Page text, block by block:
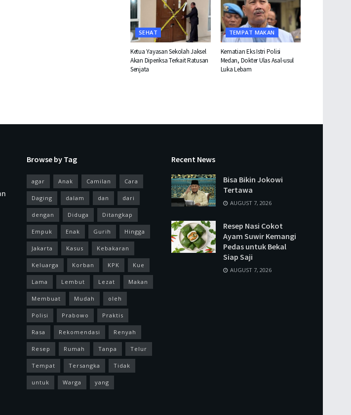
SEHAT
Ketua Yayasan Sekolah Jaksel
Akan Diperiksa Terkait Ratusan
Senjata
TEMPAT MAKAN
Kematian Eks Istri Polisi
Medan, Dokter Ulas Asal-usul
Luka Lebam
Browse by Tag
agar Anak Camilan Cara
Daging dalam dan dari
dengan Diduga Ditangkap
Empuk Enak Gurih Hingga
Jakarta Kasus Kebakaran
Keluarga Korban KPK Kue
Lama Lembut Lezat Makan
Membuat Mudah oleh
Polisi Prabowo Praktis
Rasa Rekomendasi Renyah
Resep Rumah Tanpa Telur
Tempat Tersangka Tidak
untuk Warga yang
Recent News
Bisa Bikin Jokowi
Tertawa
AUGUST 7, 2026
Resep Nasi Cokot
Ayam Suwir Kemangi
Pedas untuk Bekal
Siap Saji
AUGUST 7, 2026